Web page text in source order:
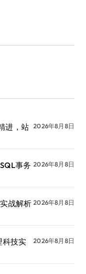
进，站 2026年8月8日
事务 2026年8月8日
战解析 2026年8月8日
科技实
2026年8月8日